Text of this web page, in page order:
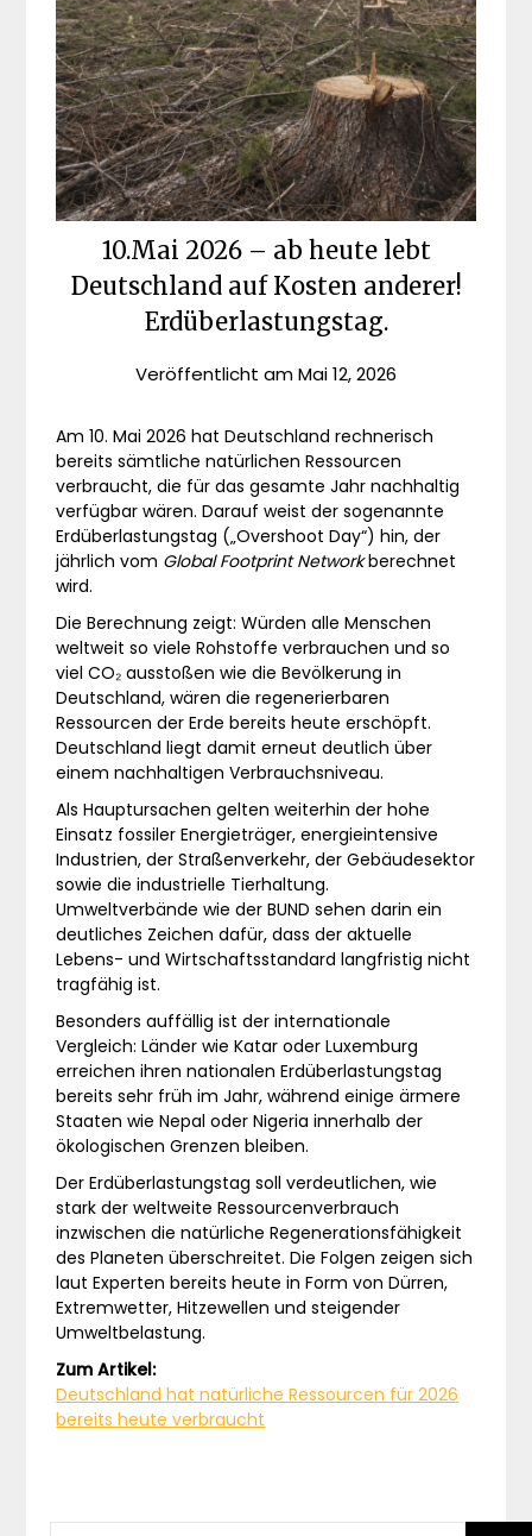
10.Mai 2026 – ab heute lebt
Deutschland auf Kosten anderer!
Erdüberlastungstag.
Veröffentlicht amMai 12, 2026
Am 10. Mai 2026 hat Deutschland rechnerisch
bereits sämtliche natürlichen Ressourcen
verbraucht, die für das gesamte Jahr nachhaltig
verfügbar wären. Darauf weist der sogenannte
Erdüberlastungstag („Overshoot Day“) hin, der
jährlich vom Global Footprint Networkberechnet
wird.
Die Berechnung zeigt: Würden alle Menschen
weltweit so viele Rohstoffe verbrauchen und so
viel CO₂ ausstoßen wie die Bevölkerung in
Deutschland, wären die regenerierbaren
Ressourcen der Erde bereits heute erschöpft.
Deutschland liegt damit erneut deutlich über
einem nachhaltigen Verbrauchsniveau.
Als Hauptursachen gelten weiterhin der hohe
Einsatz fossiler Energieträger, energieintensive
Industrien, der Straßenverkehr, der Gebäudesektor
sowie die industrielle Tierhaltung.
Umweltverbände wie der BUND sehen darin ein
deutliches Zeichen dafür, dass der aktuelle
Lebens- und Wirtschaftsstandard langfristig nicht
tragfähig ist.
Besonders auffällig ist der internationale
Vergleich: Länder wie Katar oder Luxemburg
erreichen ihren nationalen Erdüberlastungstag
bereits sehr früh im Jahr, während einige ärmere
Staaten wie Nepal oder Nigeria innerhalb der
ökologischen Grenzen bleiben.
Der Erdüberlastungstag soll verdeutlichen, wie
stark der weltweite Ressourcenverbrauch
inzwischen die natürliche Regenerationsfähigkeit
des Planeten überschreitet. Die Folgen zeigen sich
laut Experten bereits heute in Form von Dürren,
Extremwetter, Hitzewellen und steigender
Umweltbelastung.
Zum Artikel:
Deutschland hat natürliche Ressourcen für 2026
bereits heute verbraucht